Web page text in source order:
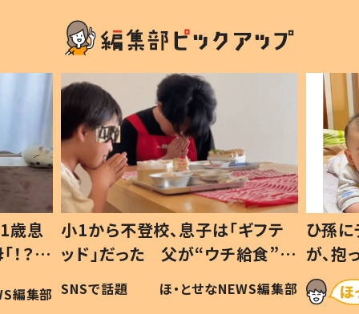
歳息
？」
編集部
小1から不登校、息子は「ギフテ
ッド」だった 父が“ウチ給食”を
作り続ける理由とは #令和の親
#令和の子
SNSで話題 ほ・とせなNEWS編集部
ひ孫
が、
「涙が
い」